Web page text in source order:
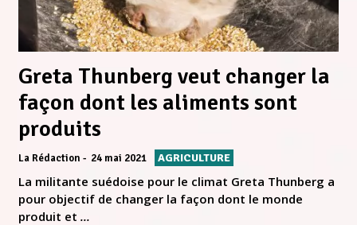
Greta Thunberg veut changer la
façon dont les aliments sont
produits
La Rédaction 24 mai 2021 AGRICULTURE
La militante suédoise pour le climat Greta Thunberg a
pour objectif de changer la façon dont le monde
produit et ...